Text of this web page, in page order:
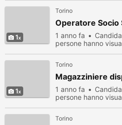
1
Torino
Operatore Socio
1 anno fa
persone hanno
1
Torino
Magazziniere
1 anno fa
persone hanno
Torino